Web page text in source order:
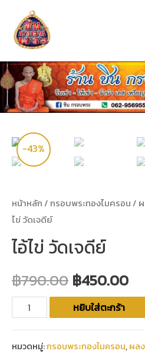
-43%
หน้าหลัก /กรอบพระทองไมครอน /
ไข่ วัดเจดีย์
ไอ้ไข่ วัดเจดีย์
฿790.00 ฿450.00
หยิบใส่ตะกร้า
หมวดหมู่:กรอบพระทองไมครอน,ผล